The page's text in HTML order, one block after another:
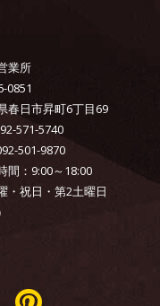
業所
0851
春日市昇町6丁目69
571-5740
501-9870
間：9:00～18:00
・祝日・第2土曜日